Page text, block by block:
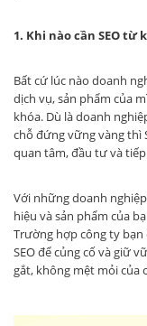
1. Khi nào cần SEO từ
Bất cứ lúc nào doanh
dịch vụ, sản phẩm của
khóa. Dù là doanh
chỗ đứng vững vàng thì
quan tâm, đầu tư và
Với những doanh
hiệu và sản phẩm của
Trường hợp công ty
SEO để củng cố và giữ
gắt, không mệt mỏi của